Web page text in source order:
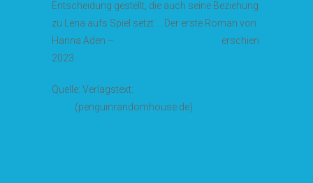
Entscheidung gestellt, die auch seine Beziehung
zu Lena aufs Spiel setzt … Der erste Roman von
Hanna Aden –
erschien
2023.
Quelle: Verlagstext:
(penguinrandomhouse.de)